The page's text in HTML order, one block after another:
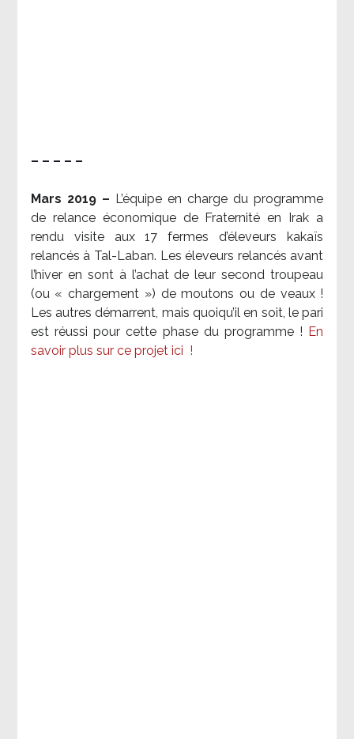
– – – – –
Mars 2019 – L’équipe en charge du programme
de relance économique de Fraternité en Irak a
rendu visite aux 17 fermes d’éleveurs kakaïs
relancés à Tal-Laban. Les éleveurs relancés avant
l’hiver en sont à l’achat de leur second troupeau
(ou « chargement ») de moutons ou de veaux !
Les autres démarrent, mais quoiqu’il en soit, le pari
est réussi pour cette phase du programme ! En
savoir plus sur ce projet ici !